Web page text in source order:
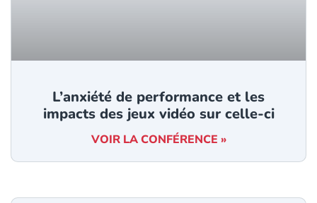
L’anxiété de performance et les
impacts des jeux vidéo sur celle-ci
VOIR LA CONFÉRENCE »